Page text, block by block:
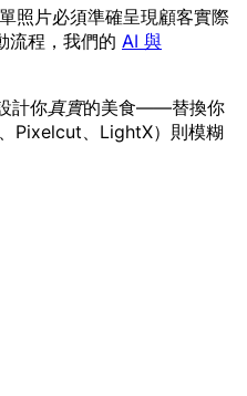
照片必須準確呈現顧客實際
流程，我們的 AI 與
計你真實的美食——替換你
Pixelcut、LightX）則模糊